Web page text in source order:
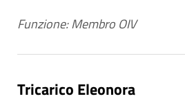
Funzione: Membro OIV
Tricarico Eleonora